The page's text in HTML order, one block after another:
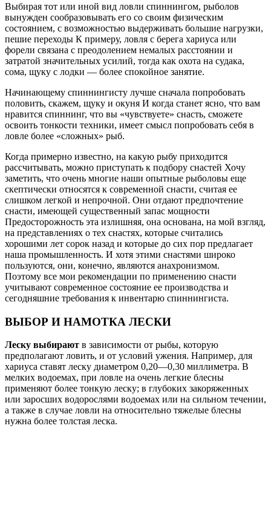
Выбирая тот или иной вид ловли спиннингом, рыболов
вынужден сообразовывать его со своим физическим
состоянием, с возможностью выдерживать большие нагрузки,
пешие переходы К примеру, ловля с берега хариуса или
форели связана с преодолением немалых расстоянии и
затратой значительных усилий, тогда как охота на судака,
сома, щуку с лодки — более спокойное занятие.
Начинающему спиннингисту лучше сначала попробовать
половить, скажем, щуку и окуня И когда станет ясно, что вам
нравится спиннинг, что вы «чувствуете» снасть, сможете
освоить тонкости техники, имеет смысл попробовать себя в
ловле более «сложных» рыб.
Когда примерно известно, на какую рыбу приходится
рассчитывать, можно приступать к подбору снастей Хочу
заметить, что очень многие наши опытные рыболовы еще
скептически относятся к современной снасти, считая ее
слишком легкой и непрочной. Они отдают предпочтение
снасти, имеющей существенный запас мощности
Предосторожность эта излишняя, она основана, на мой взгляд,
на представлениях о тех снастях, которые считались
хорошими лет сорок назад и которые до сих пор предлагает
наша промышленность. И хотя этими снастями широко
пользуются, они, конечно, являются анахронизмом.
Поэтому все мои рекомендации по применению снасти
учитывают современное состояние ее производства и
сегодняшние требования к инвентарю спиннингиста.
ВЫБОР И НАМОТКА ЛЕСКИ
Леску выбирают в зависимости от рыбы, которую
предполагают ловить, и от условий ужения. Например, для
хариуса ставят леску диаметром 0,20—0,30 миллиметра. В
мелких водоемах, при ловле на очень легкие блесны
применяют более тонкую леску; в глубоких закоряженных
или заросших водорослями водоемах или на сильном течении,
а также в случае ловли на относительно тяжелые блесны
нужна более толстая леска.